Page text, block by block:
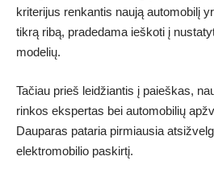
kriterijus renkantis naują automobilį
tikrą ribą, pradedama ieškoti į
modelių.
Tačiau prieš leidžiantis į paieškas,
rinkos ekspertas bei automobilių
Dauparas pataria pirmiausia
elektromobilio paskirtį.